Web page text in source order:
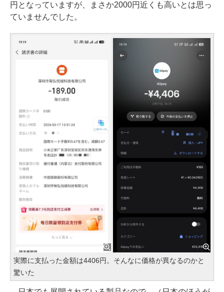
円となっていますが、まさか2000円近くも高いとは思っ
ていませんでした。
実際に支払った金額は4406円。そんなに価格が異なるのかと
驚いた